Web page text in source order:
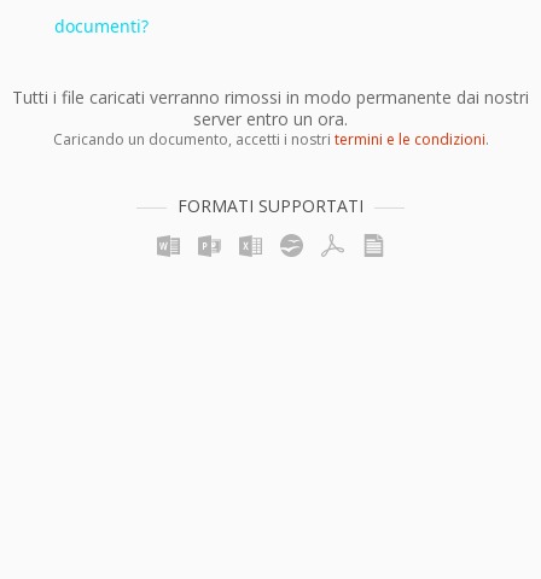
documenti?
Tutti i file caricati verranno rimossi in modo permanente dai nostri
server entro un ora.
Caricando un documento, accetti i nostri termini e le condizioni.
FORMATI SUPPORTATI